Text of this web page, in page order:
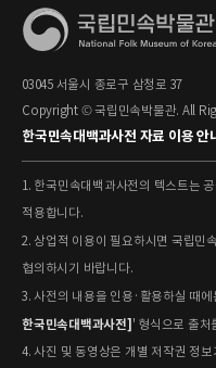
03045 서울시 종로구 삼청로 37
Copyright © 국립민속박물관. All
한국민속대백과사전 자료 이용 안
1. 한국민속대백과사전의 텍스트는
적용합니다.
2. 상업적 이용이 필요하시면 국립민
협의하시기 바랍니다.
3. 사전의 내용을 인용·활용하실 때에
한국민속대백과사전] ' 형식으로 출처
4. 사진 및 동영상은 개별 저작권 정